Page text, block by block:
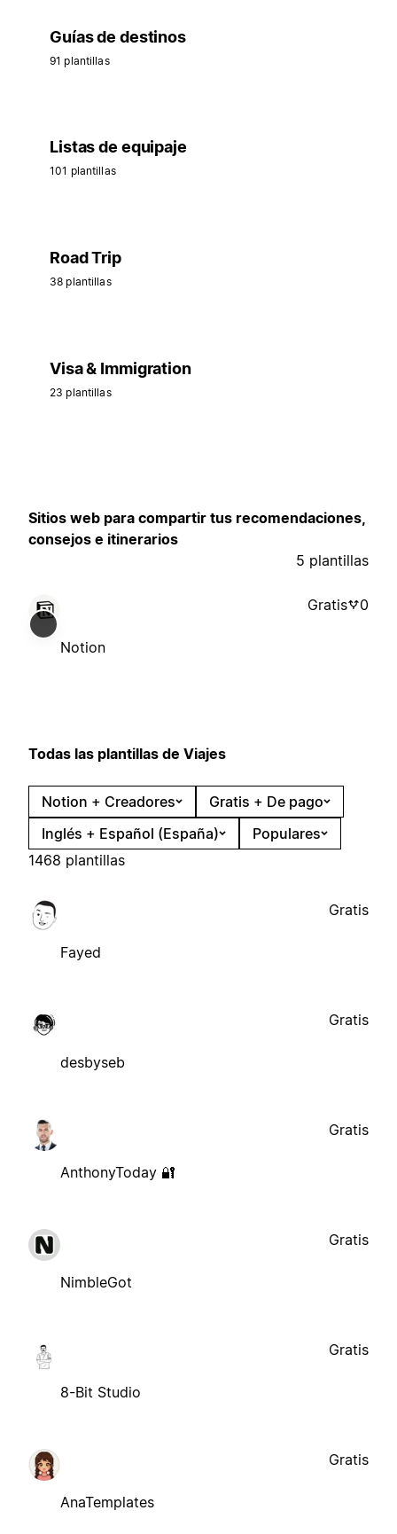
Guías de destinos
91 plantillas
Listas de equipaje
101 plantillas
Road Trip
38 plantillas
Visa & Immigration
23 plantillas
Sitios web para compartir tus recomendaciones,
consejos e itinerarios
5 plantillas
Notion
Gratis 0
Todas las plantillas de Viajes
Notion + Creadores
Gratis + De pago
Inglés + Español (España)
Populares
1468 plantillas
Fayed
Gratis
desbyseb
Gratis
AnthonyToday 🔐
Gratis
NimbleGot
Gratis
8-Bit Studio
Gratis
AnaTemplates
Gratis